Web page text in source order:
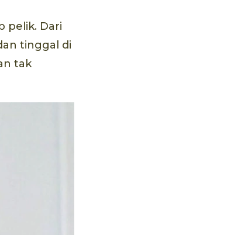
pelik. Dari
tinggal di
tak